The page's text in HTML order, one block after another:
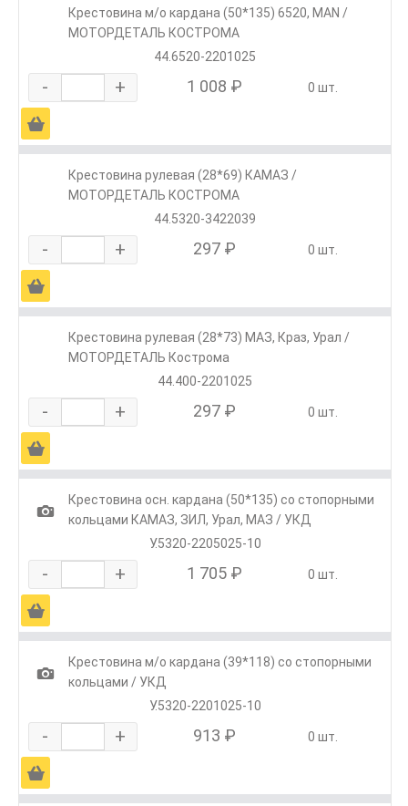
Крестовина м/о кардана (50*135) 6520, MAN /
МОТОРДЕТАЛЬ КОСТРОМА
44.6520-2201025
- + 1 008 ₽ 0 шт.
Ä
Крестовина рулевая (28*69) КАМАЗ /
МОТОРДЕТАЛЬ КОСТРОМА
44.5320-3422039
- + 297 ₽ 0 шт.
Ä
Крестовина рулевая (28*73) МАЗ, Краз, Урал /
МОТОРДЕТАЛЬ Кострома
44.400-2201025
- + 297 ₽ 0 шт.
Ä
1
Крестовина осн. кардана (50*135) со стопорными
кольцами КАМАЗ, ЗИЛ, Урал, МАЗ / УКД
У.5320-2205025-10
- + 1 705 ₽ 0 шт.
Ä
1
Крестовина м/о кардана (39*118) со стопорными
кольцами / УКД
У.5320-2201025-10
- + 913 ₽ 0 шт.
Ä